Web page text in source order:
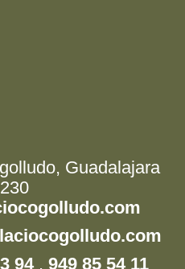
Guadalajara
94. 949 85 54 11